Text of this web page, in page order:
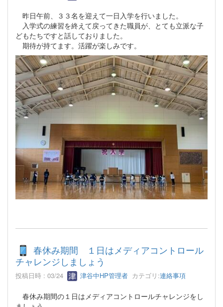
昨日午前、３３名を迎えて一日入学を行いました。
入学式の練習を終えて戻ってきた職員が、とても立派な子
どもたちですと話しておりました。
期待が持てます。活躍が楽しみです。
春休み期間 １日はメディアコントロール
チャレンジしましょう
投稿日時 : 03/24 津谷中HP管理者 カテゴリ:連絡事項
春休み期間の１日はメディアコントロールチャレンジをし